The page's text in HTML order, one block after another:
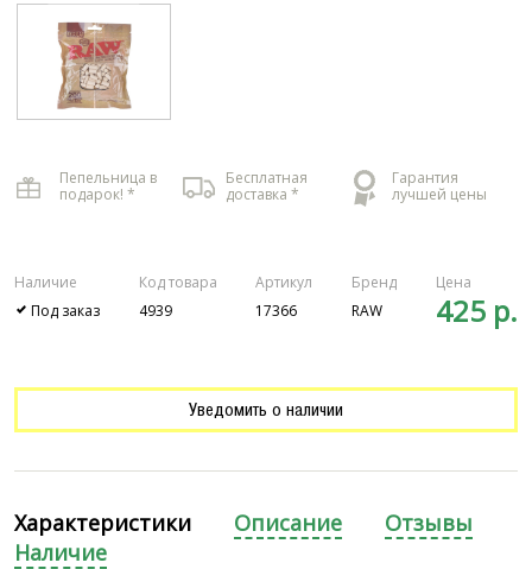
Пепельница в
подарок! *
Бесплатная
доставка *
Гарантия
лучшей цены
Наличие
Под заказ
Код товара
4939
Артикул
17366
Бренд
RAW
Цена
425 р.
Уведомить о наличии
Характеристики Описание
Отзывы
Наличие